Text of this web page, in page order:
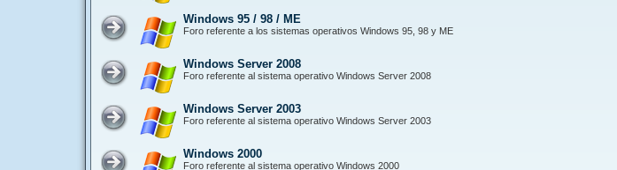
Windows 95 / 98 / ME
Foro referente a los sistemas operativos Windows 95, 98 y ME
Windows Server 2008
Foro referente al sistema operativo Windows Server 2008
Windows Server 2003
Foro referente al sistema operativo Windows Server 2003
Windows 2000
Foro referente al sistema operativo Windows 2000